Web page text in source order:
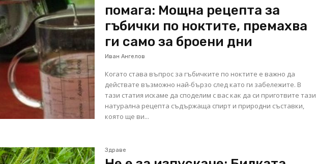
помага: Мощна рецепта за
гъбички по ноктите, премахва
ги само за броени дни
Иван Ангелов
Когато става въпрос за гъбичките по ноктите е важно да
действате възможно най-бързо след като ги забележите. В
тази статия искаме да споделим с вас как да си приготвите тази
натурална рецепта съдържаща спирт и природни съставки,
която ще ви...
Здраве